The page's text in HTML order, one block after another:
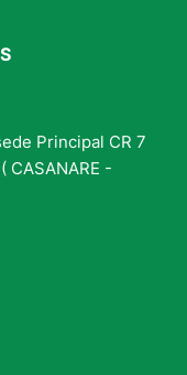
Principal CR 7
CASANARE -